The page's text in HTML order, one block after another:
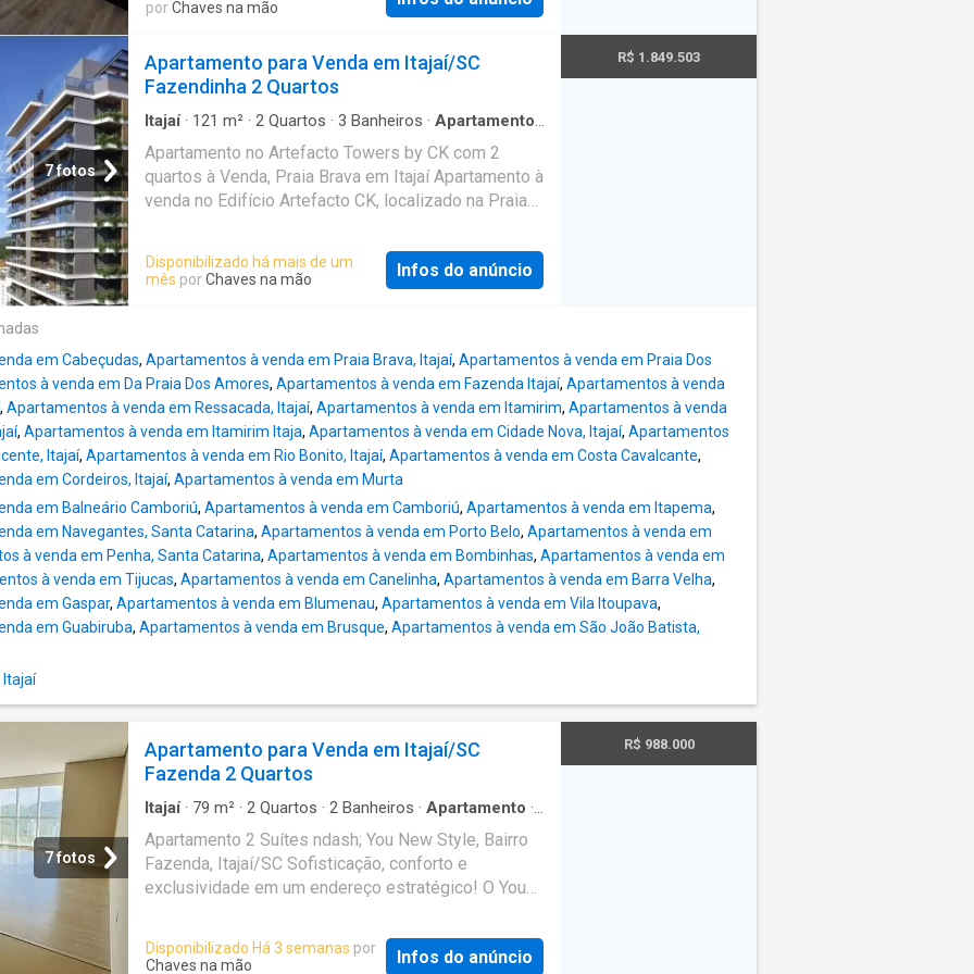
Apartamento possui 122m² de área privativa e conta
de estar e jantar integrada •Cozinha •Área de Serviço
•Sacada C/ Churrasqueira a carvão •Rebaixam
todas as estações do ano. O condomínio é
completo, com academia, hidromassagem,
playground, sala de jogos e salão de festas,
proporcionando diversão e relaxamento para você e
sua família. E a localização não poderia ser melhor,
próximo a bancos, escolas, faculdades, farmácias,
Não perca a oportunidade de adquirir este incrível
apartamento de alto padrão. Entre em contato
foi tão fácil. Aguardamos por você! Interessou?
porChaves na mão
7 fotos
Apartamento para Venda em Itajaí/SC
Fazendinha 2 Quartos
Itajaí · 121 m² · 2 Quartos · 3 Banheiros · Apartamento ·
Piscina
·Área de serviço
Apartamento no Artefacto Towers by CK com 2
quartos à Venda, Praia Brava em Itajaí Apartamento à
venda no Edifício Artefacto CK, localizado na Praia
do litoral catarinense. Com 84,95m² de área
privativa, o imóvel conta com 2 suítes, sala de estar
oferecer conforto, praticidade e elegância em um
ambiente que traduz sofisticação e brasilidade. O
Artefacto Towers by CK é um empreendimento de
alto padrão que impressiona desde o primeiro olhar.
Com 35 pavimentos, 195 unidades residenciais e 4
salas comerciais, o projeto se destaca pela
arquitetura imponente e pela localização
privilegiada. Sua infraestrutura completa proporciona
uma experiência única de lazer e bem-estar, com
opções para todas as idades. Entre os espaços de
destaque estão a piscina adulto e infantil, o espaço
fitness health, salão
Disponibilizado há mais de um
mês porChaves na mão Infos do anúncio
R$ 1.849.503
em Cabeçudas, Apartamentos à venda em Praia Brava, Itajaí, Apartamentos à venda em Praia Dos
à venda em Da Praia Dos Amores, Apartamentos à venda em Fazenda Itajaí, Apartamentos à venda
, Apartamentos à venda em Ressacada, Itajaí, Apartamentos à venda em Itamirim, Apartamentos à venda
, Apartamentos à venda em Itamirim Itaja, Apartamentos à venda em Cidade Nova, Itajaí, Apartamentos
Itajaí, Apartamentos à venda em Rio Bonito, Itajaí, Apartamentos à venda em Costa Cavalcante,
em Cordeiros, Itajaí, Apartamentos à venda em Murta
em Balneário Camboriú, Apartamentos à venda em Camboriú, Apartamentos à venda em Itapema,
em Navegantes, Santa Catarina, Apartamentos à venda em Porto Belo, Apartamentos à venda em
à venda em Penha, Santa Catarina, Apartamentos à venda em Bombinhas, Apartamentos à venda em
à venda em Tijucas, Apartamentos à venda em Canelinha, Apartamentos à venda em Barra Velha,
em Gaspar, Apartamentos à venda em Blumenau, Apartamentos à venda em Vila Itoupava,
em Guabiruba, Apartamentos à venda em Brusque, Apartamentos à venda em São João Batista,
Itajaí
7 fotos
Apartamento para Venda em Itajaí/SC
Fazenda 2 Quartos
Itajaí · 79 m² · 2 Quartos · 2 Banheiros · Apartamento ·
Apartamento 2 Suítes ndash; You New Style, Bairro
Fazenda, Itajaí/SC Sofisticação, conforto e
exclusividade em um endereço estratégico! O You
requinte no bairro Fazenda, uma das áreas mais
valorizadas de Itajaí. Este empreendimento
Disponibilizado Há 3 semanas por
Chaves na mão
Infos do anúncio
R$ 988.000